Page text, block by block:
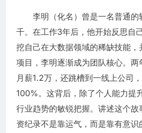
李明（化名）曾是一名普通
千。在工作3年后，他开始反思自
挖自己在大数据领域的稀缺技能
项目，李明逐渐成为团队核心。两
月薪1.2万，还跳槽到一线上公司
100%。这背后，除了个人能力提
行业趋势的敏锐把握。讲述这个
资纪录不是靠运气，而是靠有意